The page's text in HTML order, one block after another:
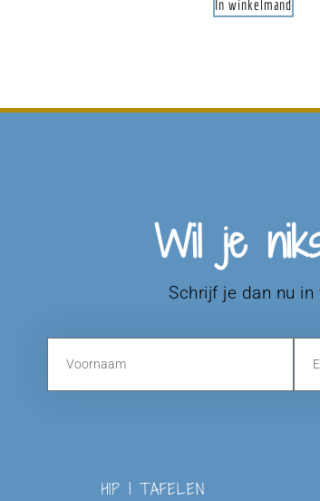
In winkelmand
Wil je
Schrijf je dan nu
HIP | TAFELEN